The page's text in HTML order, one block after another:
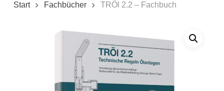
Start Fachbücher TRÖl 2.2 – Fachbuch